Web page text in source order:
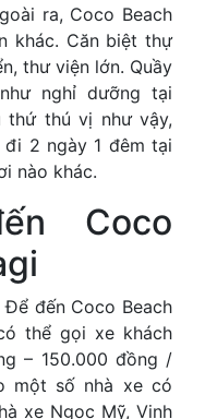
ra, Coco Beach
khác. Căn biệt thự
thư viện lớn. Quầy
nghỉ dưỡng tại
thứ thú vị như vậy,
2 ngày 1 đêm tại
nào khác.
Coco
đến Coco Beach
thể gọi xe khách
– 150.000 đồng /
một số nhà xe có
xe Ngọc Mỹ, Vinh